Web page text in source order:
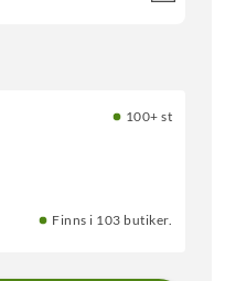
100+ st
Finns i 103 butiker.